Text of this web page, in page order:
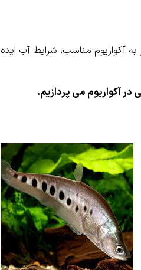
آکواریوم مناسب، شرایط آب ایده
آکواریوم می پردازیم.